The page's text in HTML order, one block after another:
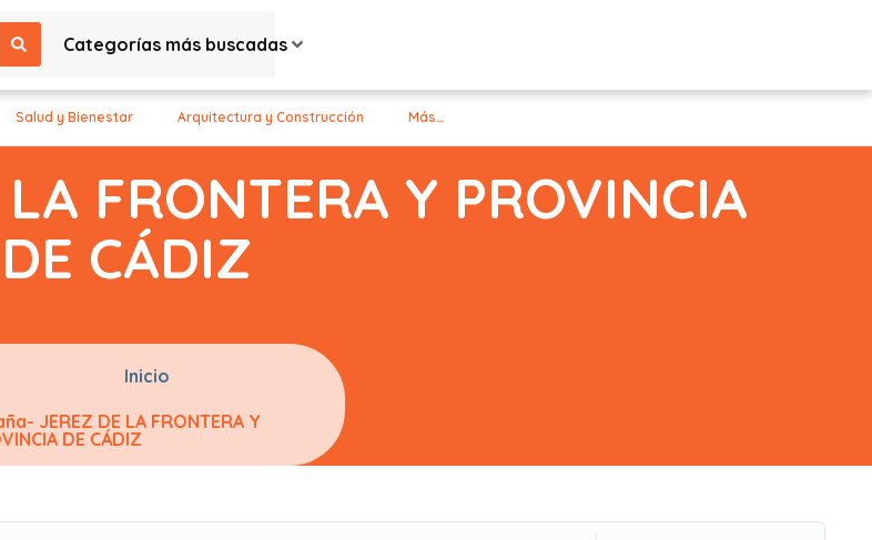
Categorías más buscadas
Salud y Bienestar Arquitectura y Construcción Más…
FRONTERA Y PROVINCIA
DE CÁDIZ
Inicio
JEREZ DE LA FRONTERA Y
DE CÁDIZ